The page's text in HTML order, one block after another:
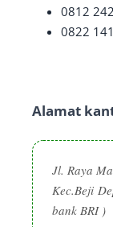
0812
0822
Alamat
Jl. Raya
Kec.Beji
bank BRI )